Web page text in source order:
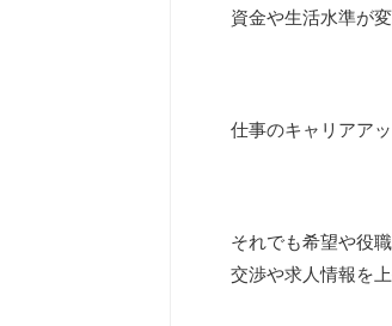
資金や生活水準が
仕事のキャリアア
それでも希望や役
交渉や求人情報を